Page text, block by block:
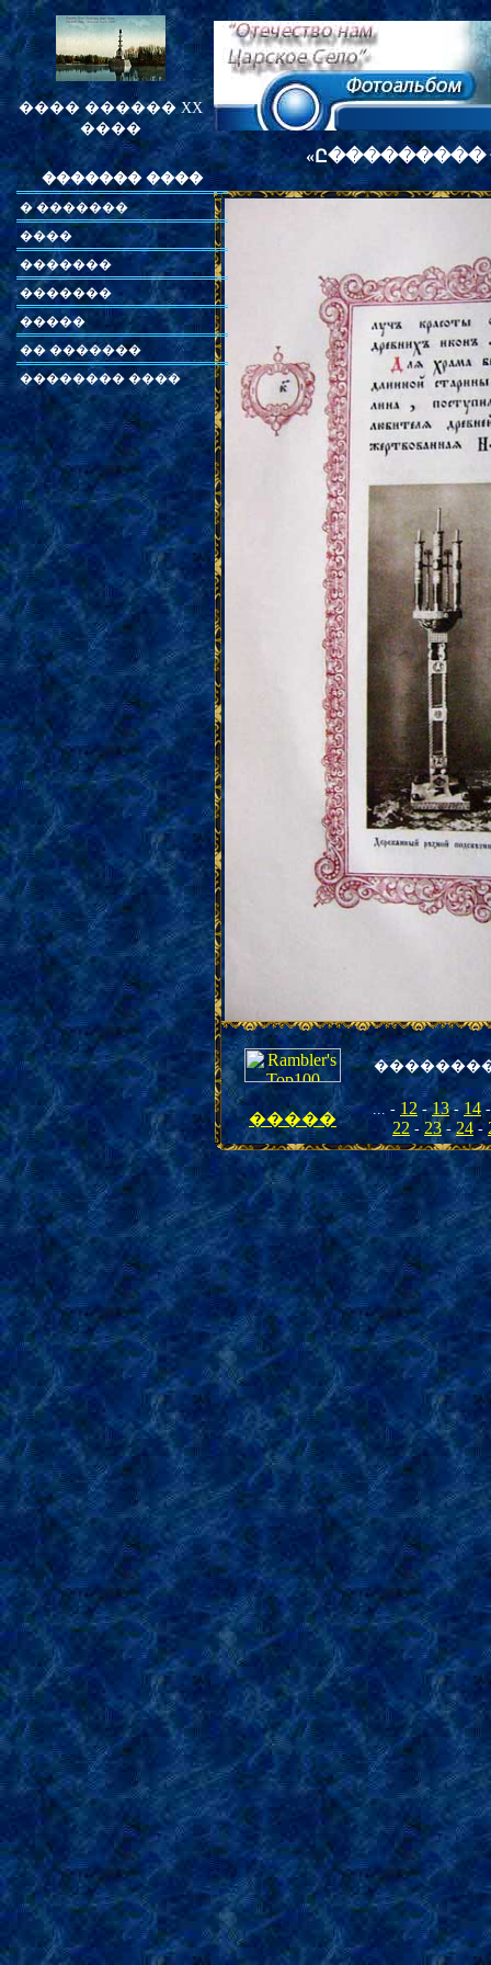
���� ������ XX
����
«
�
�����
... - 12 -13- 14
22 - 23 -24 -
������� ����
� �������
����
�������
�������
�����
�� �������
�������� ����